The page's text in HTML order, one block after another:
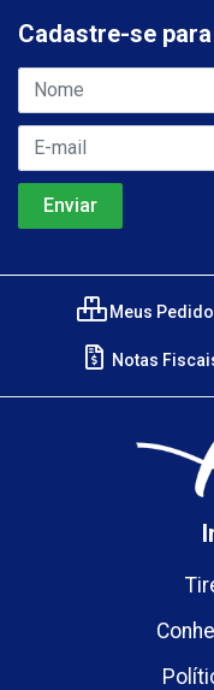
Cadastre-se
Meus
Notas